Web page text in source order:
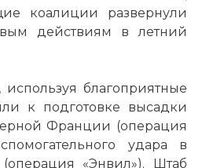
коалиции развернули
действиям в летний
благоприятные
к подготовке высадки
Франции (операция
удара в
«Энвил»). Штаб